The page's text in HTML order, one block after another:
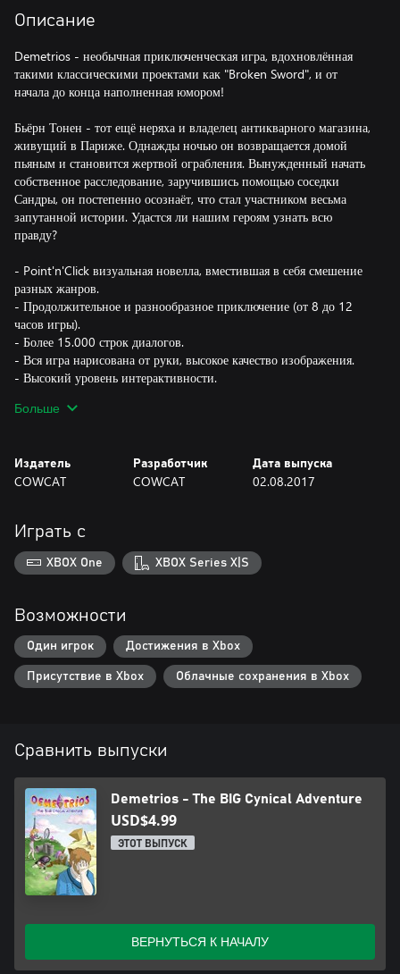
Описание
Demetrios - необычная приключенческая игра, вдохновлённая
такими классическими проектами как "Broken Sword", и от
начала до конца наполненная юмором!
Бьёрн Тонен - тот ещё неряха и владелец антикварного магазина,
живущий в Париже. Однажды ночью он возвращается домой
пьяным и становится жертвой ограбления. Вынужденный начать
собственное расследование, заручившись помощью соседки
Сандры, он постепенно осознаёт, что стал участником весьма
запутанной истории. Удастся ли нашим героям узнать всю
правду?
- Point'n'Click визуальная новелла, вместившая в себя смешение
разных жанров.
- Продолжительное и разнообразное приключение (от 8 до 12
часов игры).
- Более 15.000 строк диалогов.
- Вся игра нарисована от руки, высокое качество изображения.
- Высокий уровень интерактивности.
сюжета.
- Тексты полностью переведены на русском
Больше
Издатель
COWCAT
Разработчик
COWCAT
Дата выпуска
02.08.2017
Играть с
XBOX One XBOX Series X|S
Возможности
Один игрок Достижения в Xbox
Присутствие в Xbox Облачные сохранения в Xbox
Сравнить выпуски
Demetrios - The BIG Cynical Adventure
USD$4.99
ЭТОТ ВЫПУСК
ВЕРНУТЬСЯ К НАЧАЛУ